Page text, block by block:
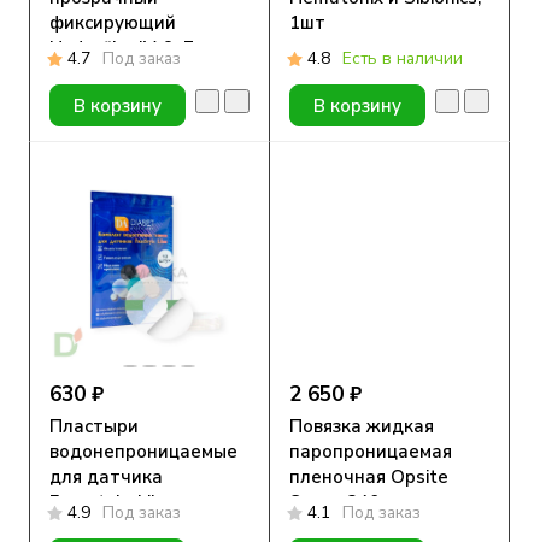
фиксирующий
Hydrofilm IV, 9x7 cм
4.7 Под заказ
В корзину
1шт
4.8 Есть в наличии
В корзину
630 ₽
Пластыри
водонепроницаемые
для датчика
Freestyle Libre,
Прозрачный, 10шт
4.9 Под заказ
2 650 ₽
Повязка жидкая
паропроницаемая
пленочная Opsite
Spray, 240 мл,
аэрозоль
4.1 Под заказ